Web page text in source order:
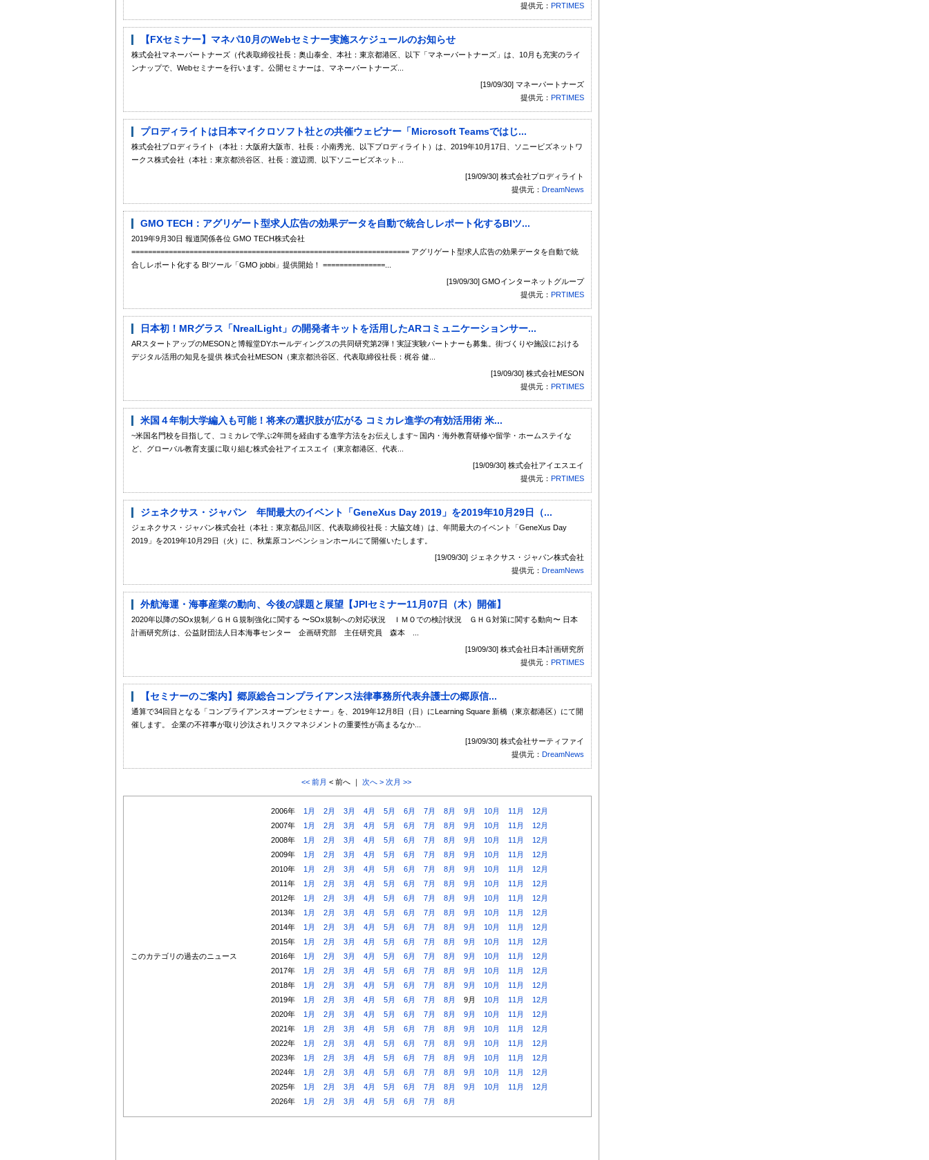
提供元： PRTIMES
【FXセミナー】マネパ10月のWebセミナー実施スケジュールのお知らせ
株式会社マネーパートナーズ（代表取締役社長：奥山泰全、本社：東京都港区、以下「マネーパートナーズ」は、10月も充実のライ
ンナップで、Webセミナーを行います。公開セミナーは、マネーパートナーズ...
[19/09/30] マネーパートナーズ
提供元： PRTIMES
プロディライトは日本マイクロソフト社との共催ウェビナー「Microsoft Teamsではじ...
株式会社プロディライト（本社：大阪府大阪市、社長：小南秀光、以下プロディライト）は、2019年10月17日、ソニービズネットワ
ークス株式会社（本社：東京都渋谷区、社長：渡辺潤、以下ソニービズネット...
[19/09/30] 株式会社プロディライト
提供元： DreamNews
GMO TECH：アグリゲート型求人広告の効果データを自動で統合しレポート化するBIツ...
2019年9月30日 報道関係各位 GMO TECH株式会社
=================================================================== アグリゲート型求人広告の効果データを自動で統
合しレポート化する BIツール「GMO jobbi」提供開始！ ===============...
[19/09/30] GMOインターネットグループ
提供元： PRTIMES
日本初！MRグラス「NrealLight」の開発者キットを活用したARコミュニケーションサー...
ARスタートアップのMESONと博報堂DYホールディングスの共同研究第2弾！実証実験パートナーも募集。街づくりや施設における
デジタル活用の知見を提供 株式会社MESON（東京都渋谷区、代表取締役社長：梶谷 健...
[19/09/30] 株式会社MESON
提供元： PRTIMES
米国４年制大学編入も可能！将来の選択肢が広がる コミカレ進学の有効活用術 米...
~米国名門校を目指して、コミカレで学ぶ2年間を経由する進学方法をお伝えします~ 国内・海外教育研修や留学・ホームステイな
ど、グローバル教育支援に取り組む株式会社アイエスエイ（東京都港区、代表...
[19/09/30] 株式会社アイエスエイ
提供元： PRTIMES
ジェネクサス・ジャパン 年間最大のイベント「GeneXus Day 2019」を2019年10月29日（...
ジェネクサス・ジャパン株式会社（本社：東京都品川区、代表取締役社長：大脇文雄）は、年間最大のイベント「GeneXus Day
2019」を2019年10月29日（火）に、秋葉原コンベンションホールにて開催いたします。
[19/09/30] ジェネクサス・ジャパン株式会社
提供元： DreamNews
外航海運・海事産業の動向、今後の課題と展望【JPIセミナー11月07日（木）開催】
2020年以降のSOx規制／ＧＨＧ規制強化に関する 〜SOx規制への対応状況 ＩＭＯでの検討状況 ＧＨＧ対策に関する動向〜 日本
計画研究所は、公益財団法人日本海事センター 企画研究部 主任研究員 森本 ...
[19/09/30] 株式会社日本計画研究所
提供元： PRTIMES
【セミナーのご案内】郷原総合コンプライアンス法律事務所代表弁護士の郷原信...
通算で34回目となる「コンプライアンスオープンセミナー」を、2019年12月8日（日）にLearning Square 新橋（東京都港区）にて開
催します。 企業の不祥事が取り沙汰されリスクマネジメントの重要性が高まるなか...
[19/09/30] 株式会社サーティファイ
提供元： DreamNews
<< 前月 < 前へ ｜ 次へ > 次月 >>
このカテゴリの過去のニュース
2006年 1月 2月 3月 4月 5月 6月 7月 8月 9月 10月 11月
12月
2007年
1月 2月 3月 4月 5月 6月 7月 8月 9月 10月 11月
12月
2008年
1月 2月 3月 4月 5月 6月 7月 8月 9月 10月 11月
12月
2009年
1月 2月 3月 4月 5月 6月 7月 8月 9月 10月 11月
12月
2010年
1月 2月 3月 4月 5月 6月 7月 8月 9月 10月 11月
12月
2011年
1月 2月 3月 4月 5月 6月 7月 8月 9月 10月 11月
12月
2012年
1月 2月 3月 4月 5月 6月 7月 8月 9月 10月 11月
12月
2013年
1月 2月 3月 4月 5月 6月 7月 8月 9月 10月 11月
12月
2014年
1月 2月 3月 4月 5月 6月 7月 8月 9月 10月 11月
12月
2015年
1月 2月 3月 4月 5月 6月 7月 8月 9月 10月 11月
12月
2016年
1月 2月 3月 4月 5月 6月 7月 8月 9月 10月 11月
12月
2017年
1月 2月 3月 4月 5月 6月 7月 8月 9月 10月 11月
12月
2018年
1月 2月 3月 4月 5月 6月 7月 8月 9月 10月 11月
12月
2019年
1月 2月 3月 4月 5月 6月 7月 8月 9月 10月 11月
12月
2020年
1月 2月 3月 4月 5月 6月 7月 8月 9月 10月 11月
12月
2021年
1月 2月 3月 4月 5月 6月 7月 8月 9月 10月 11月
12月
2022年
1月 2月 3月 4月 5月 6月 7月 8月 9月 10月 11月
12月
2023年
1月 2月 3月 4月 5月 6月 7月 8月 9月 10月 11月
12月
2024年
1月 2月 3月 4月 5月 6月 7月 8月 9月 10月 11月
12月
2025年
1月 2月 3月 4月 5月 6月 7月 8月 9月 10月 11月
12月
2026年
1月 2月 3月 4月 5月 6月 7月 8月